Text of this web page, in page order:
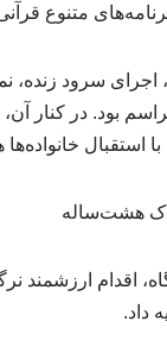
متنوع
اجرای سرود
بود. در کنار
خانواده‌ها
داد.